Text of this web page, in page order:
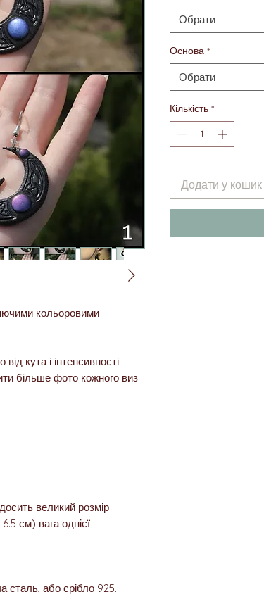
кольоровими
кута і інтенсивності
більше фото кожного виз
великий розмір
см) вага однієї
сталь, або срібло 925.
Обрати
Основа *
Обрати
Кількість *
Додати у кошик